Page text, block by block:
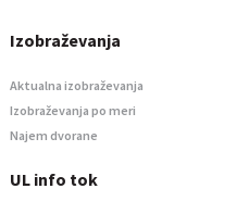
Izobraževanja
Aktualna izobraževanja
Izobraževanja po meri
Najem dvorane
UL info tok